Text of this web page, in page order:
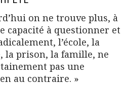
on ne trouve plus, à
capacité à questionner et
l’école, la
la prison, la famille, ne
pas une
au contraire. »